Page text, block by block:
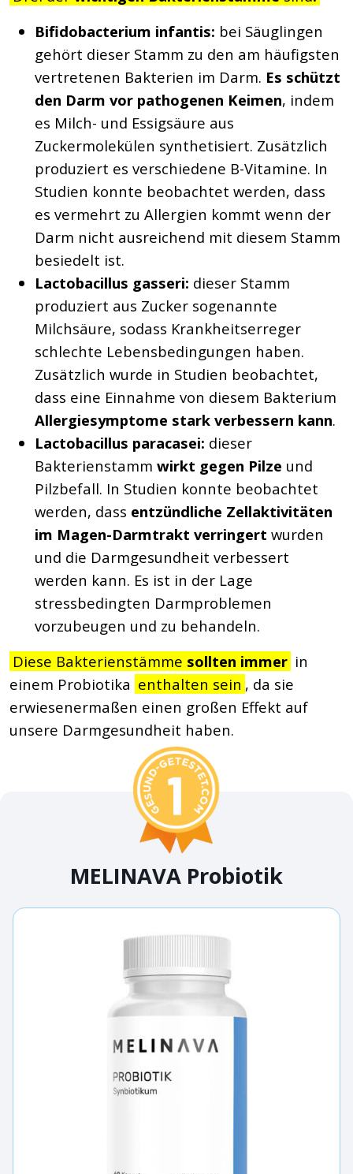
Bifidobacterium infantis: bei Säuglingen
gehört dieser Stamm zu den am häufigsten
vertretenen Bakterien im Darm. Es schützt
den Darm vor pathogenen Keimen, indem
es Milch- und Essigsäure aus
Zuckermolekülen synthetisiert. Zusätzlich
produziert es verschiedene B-Vitamine. In
Studien konnte beobachtet werden, dass
es vermehrt zu Allergien kommt wenn der
Darm nicht ausreichend mit diesem Stamm
besiedelt ist.
Lactobacillus gasseri: dieser Stamm
produziert aus Zucker sogenannte
Milchsäure, sodass Krankheitserreger
schlechte Lebensbedingungen haben.
Zusätzlich wurde in Studien beobachtet,
dass eine Einnahme von diesem Bakterium
Allergiesymptome stark verbessern kann.
Lactobacillus paracasei: dieser
Bakterienstamm wirkt gegen Pilze und
Pilzbefall. In Studien konnte beobachtet
werden, dass entzündliche Zellaktivitäten
im Magen-Darmtrakt verringert wurden
und die Darmgesundheit verbessert
werden kann. Es ist in der Lage
stressbedingten Darmproblemen
vorzubeugen und zu behandeln.
Diese Bakterienstämme sollten immer in
einem Probiotika enthalten sein , da sie
erwiesenermaßen einen großen Effekt auf
unsere Darmgesundheit haben.
MELINAVA Probiotik